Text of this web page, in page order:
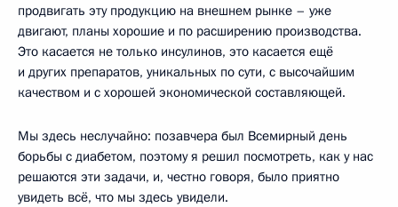
продвигать эту продукцию на внешнем рынке – уже
двигают, планы хорошие и по расширению производства.
Это касается не только инсулинов, это касается ещё
и других препаратов, уникальных по сути, с высочайшим
качеством и с хорошей экономической составляющей.
Мы здесь неслучайно: позавчера был Всемирный день
борьбы с диабетом, поэтому я решил посмотреть, как у нас
решаются эти задачи, и, честно говоря, было приятно
увидеть всё, что мы здесь увидели.